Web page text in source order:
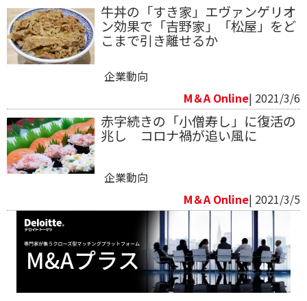
牛丼の「すき家」エヴァンゲリオ
ン効果で「吉野家」「松屋」をど
こまで引き離せるか
企業動向
M＆A Online| 2021/3/6
赤字続きの「小僧寿し」に復活の
兆し コロナ禍が追い風に
企業動向
M＆A Online| 2021/3/5